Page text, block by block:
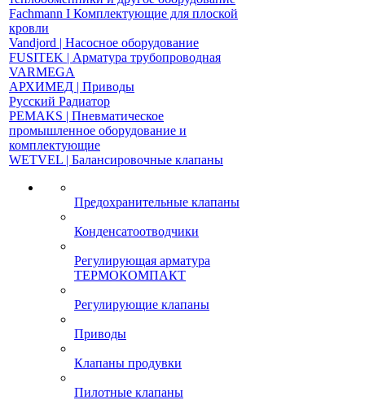
Fachmann І Комплектующие для плоской
кровли
Vandjord | Насосное оборудование
FUSITEK | Арматура трубопроводная
VARMEGA
АРХИМЕД | Приводы
Русский Радиатор
PEMAKS | Пневматическое
промышленное оборудование и
комплектующие
WETVEL | Балансировочные клапаны
Предохранительные клапаны
Конденсатоотводчики
Регулирующая арматура
ТЕРМОКОМПАКТ
Регулирующие клапаны
Приводы
Клапаны продувки
Пилотные клапаны